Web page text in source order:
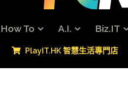
How To A.I. Biz.IT
PlayIT.HK 智慧生活專門店